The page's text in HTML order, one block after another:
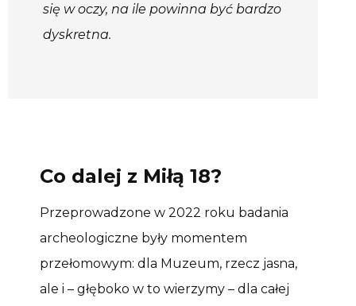
się w oczy, na ile powinna być bardzo
dyskretna.
Co dalej z Miłą 18?
Przeprowadzone w 2022 roku badania
archeologiczne były momentem
przełomowym: dla Muzeum, rzecz jasna,
ale i – głęboko w to wierzymy – dla całej